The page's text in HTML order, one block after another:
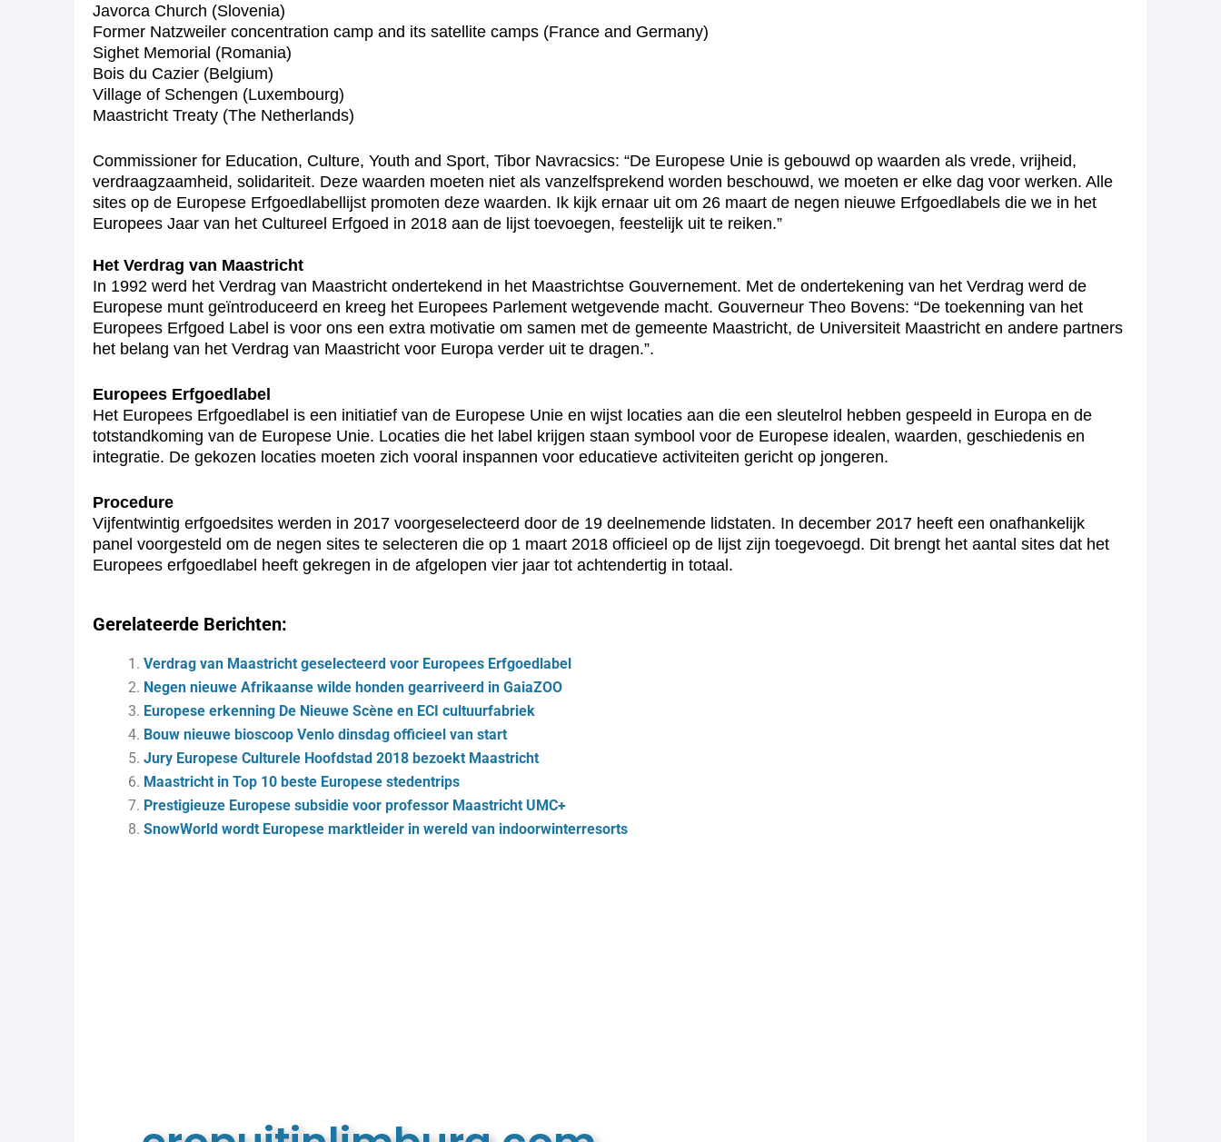
Javorca Church (Slovenia)
Former Natzweiler concentration camp and its satellite camps (France and Germany)
Sighet Memorial (Romania)
Bois du Cazier (Belgium)
Village of Schengen (Luxembourg)
Maastricht Treaty (The Netherlands)
Commissioner for Education, Culture, Youth and Sport, Tibor Navracsics: “De Europese Unie is gebouwd op waarden als vrede, vrijheid,
verdraagzaamheid, solidariteit. Deze waarden moeten niet als vanzelfsprekend worden beschouwd, we moeten er elke dag voor werken. Alle
sites op de Europese Erfgoedlabellijst promoten deze waarden. Ik kijk ernaar uit om 26 maart de negen nieuwe Erfgoedlabels die we in het
Europees Jaar van het Cultureel Erfgoed in 2018 aan de lijst toevoegen, feestelijk uit te reiken.”
Het Verdrag van Maastricht
In 1992 werd het Verdrag van Maastricht ondertekend in het Maastrichtse Gouvernement. Met de ondertekening van het Verdrag werd de
Europese munt geïntroduceerd en kreeg het Europees Parlement wetgevende macht. Gouverneur Theo Bovens: “De toekenning van het
Europees Erfgoed Label is voor ons een extra motivatie om samen met de gemeente Maastricht, de Universiteit Maastricht en andere partners
het belang van het Verdrag van Maastricht voor Europa verder uit te dragen.”.
Europees Erfgoedlabel
Het Europees Erfgoedlabel is een initiatief van de Europese Unie en wijst locaties aan die een sleutelrol hebben gespeeld in Europa en de
totstandkoming van de Europese Unie. Locaties die het label krijgen staan symbool voor de Europese idealen, waarden, geschiedenis en
integratie. De gekozen locaties moeten zich vooral inspannen voor educatieve activiteiten gericht op jongeren.
Procedure
Vijfentwintig erfgoedsites werden in 2017 voorgeselecteerd door de 19 deelnemende lidstaten. In december 2017 heeft een onafhankelijk
panel voorgesteld om de negen sites te selecteren die op 1 maart 2018 officieel op de lijst zijn toegevoegd. Dit brengt het aantal sites dat het
Europees erfgoedlabel heeft gekregen in de afgelopen vier jaar tot achtendertig in totaal.
Gerelateerde Berichten:
Verdrag van Maastricht geselecteerd voor Europees Erfgoedlabel
Negen nieuwe Afrikaanse wilde honden gearriveerd in GaiaZOO
Europese erkenning De Nieuwe Scène en ECI cultuurfabriek
Bouw nieuwe bioscoop Venlo dinsdag officieel van start
Jury Europese Culturele Hoofdstad 2018 bezoekt Maastricht
Maastricht in Top 10 beste Europese stedentrips
Prestigieuze Europese subsidie voor professor Maastricht UMC+
SnowWorld wordt Europese marktleider in wereld van indoorwinterresorts